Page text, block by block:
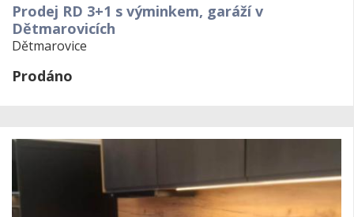
Prodej RD 3+1 s výminkem, garáží v
Dětmarovicích
Dětmarovice
Prodáno